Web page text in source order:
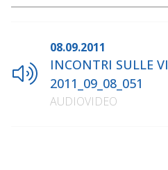
08.09.2011
INCONTRI SULLE
2011_09_08_051
AUDIOVIDEO